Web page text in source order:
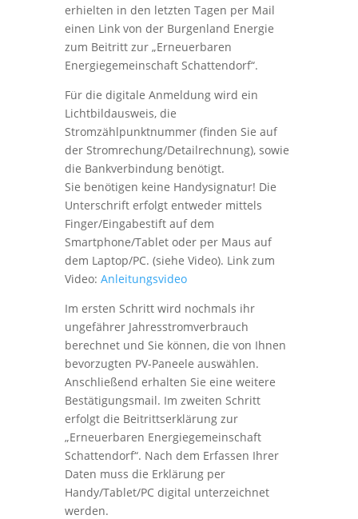
erhielten in den letzten Tagen per Mail
einen Link von der Burgenland Energie
zum Beitritt zur „Erneuerbaren
Energiegemeinschaft Schattendorf“.
Für die digitale Anmeldung wird ein
Lichtbildausweis, die
Stromzählpunktnummer (finden Sie auf
der Stromrechung/Detailrechnung), sowie
die Bankverbindung benötigt.
Sie benötigen keine Handysignatur! Die
Unterschrift erfolgt entweder mittels
Finger/Eingabestift auf dem
Smartphone/Tablet oder per Maus auf
dem Laptop/PC. (siehe Video). Link zum
Video: Anleitungsvideo
Im ersten Schritt wird nochmals ihr
ungefährer Jahresstromverbrauch
berechnet und Sie können, die von Ihnen
bevorzugten PV-Paneele auswählen.
Anschließend erhalten Sie eine weitere
Bestätigungsmail. Im zweiten Schritt
erfolgt die Beitrittserklärung zur
„Erneuerbaren Energiegemeinschaft
Schattendorf“. Nach dem Erfassen Ihrer
Daten muss die Erklärung per
Handy/Tablet/PC digital unterzeichnet
werden.